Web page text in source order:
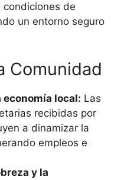
condiciones de
un entorno seguro
Comunidad
economía local: Las
recibidas por
a dinamizar la
empleos e
y la